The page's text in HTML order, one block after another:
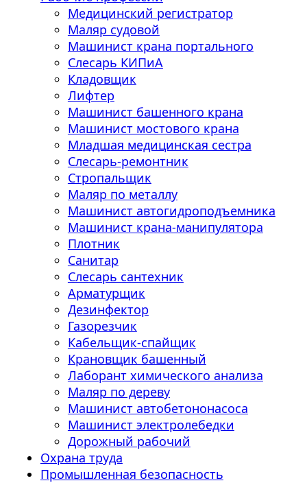
Медицинский регистратор
Маляр судовой
Машинист крана портального
Слесарь КИПиА
Кладовщик
Лифтер
Машинист башенного крана
Машинист мостового крана
Младшая медицинская сестра
Слесарь-ремонтник
Стропальщик
Маляр по металлу
Машинист автогидроподъемника
Машинист крана-манипулятора
Плотник
Санитар
Слесарь сантехник
Арматурщик
Дезинфектор
Газорезчик
Кабельщик-спайщик
Крановщик башенный
Лаборант химического анализа
Маляр по дереву
Машинист автобетононасоса
Машинист электролебедки
Дорожный рабочий
Охрана труда
Промышленная безопасность